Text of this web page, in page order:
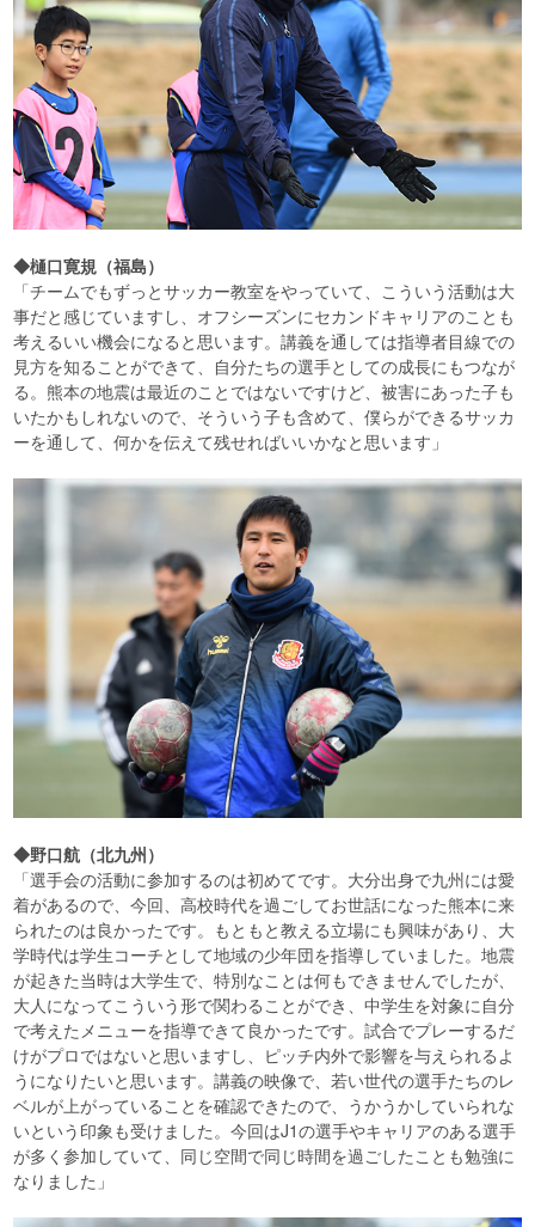
◆樋口寛規（福島）
「チームでもずっとサッカー教室をやっていて、こういう活動は大
事だと感じていますし、オフシーズンにセカンドキャリアのことも
考えるいい機会になると思います。講義を通しては指導者目線での
見方を知ることができて、自分たちの選手としての成長にもつなが
る。熊本の地震は最近のことではないですけど、被害にあった子も
いたかもしれないので、そういう子も含めて、僕らができるサッカ
ーを通して、何かを伝えて残せればいいかなと思います」
◆野口航（北九州）
「選手会の活動に参加するのは初めてです。大分出身で九州には愛
着があるので、今回、高校時代を過ごしてお世話になった熊本に来
られたのは良かったです。もともと教える立場にも興味があり、大
学時代は学生コーチとして地域の少年団を指導していました。地震
が起きた当時は大学生で、特別なことは何もできませんでしたが、
大人になってこういう形で関わることができ、中学生を対象に自分
で考えたメニューを指導できて良かったです。試合でプレーするだ
けがプロではないと思いますし、ピッチ内外で影響を与えられるよ
うになりたいと思います。講義の映像で、若い世代の選手たちのレ
ベルが上がっていることを確認できたので、うかうかしていられな
いという印象も受けました。今回はJ1の選手やキャリアのある選手
が多く参加していて、同じ空間で同じ時間を過ごしたことも勉強に
なりました」